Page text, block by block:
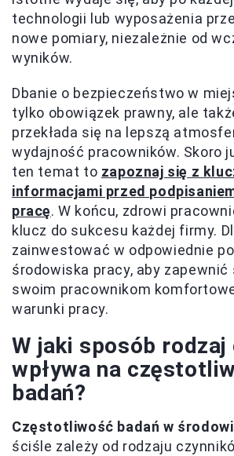
technologii lub wyposażenia
nowe pomiary, niezależnie od
wyników.
Dbanie o bezpieczeństwo w
tylko obowiązek prawny, ale
przekłada się na lepszą
wydajność pracowników. Skoro
ten temat to zapoznaj się z
informacjami przed
pracę. W końcu, zdrowi
klucz do sukcesu każdej firmy.
zainwestować w odpowiednie
środowiska pracy, aby zapewnić
swoim pracownikom
warunki pracy.
W jaki sposób rodzaj
wpływa na
badań?
Częstotliwość badań w
ściśle zależy od rodzaju